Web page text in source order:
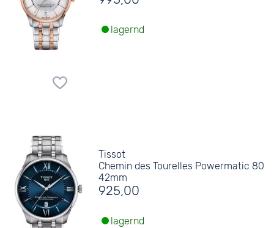
lagernd
Tissot
Chemin des Tourelles Powermatic 80
42mm
925,00
lagernd